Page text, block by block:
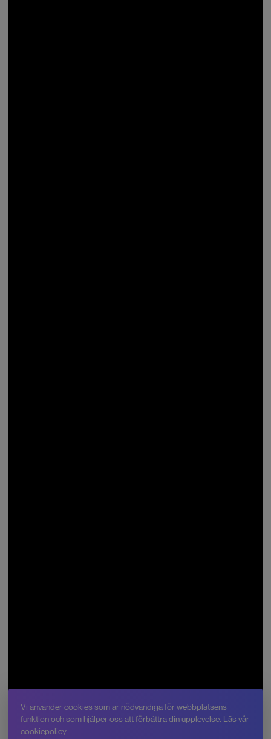
Vi använder cookies som är nödvändiga för webbplatsens
funktion och som hjälper oss att förbättra din upplevelse. Läs vår
cookiepolicy.